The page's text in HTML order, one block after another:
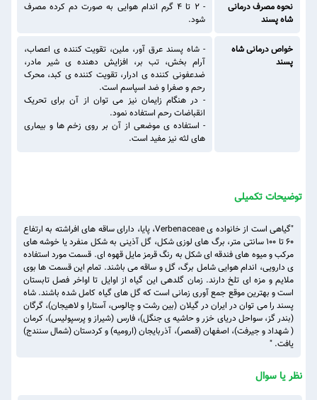
نحوه مصرف درمانی
شاه پسند
- 2 تا 4 گرم اندام هوایی به صورت دم کرده مصرف
شود.
خواص درمانی شاه
پسند
- شاه پسند عرق آور، ملین، تقویت کننده ی اعصاب،
آرام بخش، تب بر، افزایش دهنده ی شیر مادر،
ضدعفونی کننده ی ادرار، تقویت کننده ی کبد، محرک
رحم و صفرا و ضد اسپاسم است.
- در هنگام زایمان نیز می توان از آن برای تحریک
انقباضات رحم استفاده نمود.
- استفاده ی موضعی از آن بر روی زخم ها و بیماری
های لثه نیز مفید است.
توضیحات تکمیلی
"گیاهی است از خانواده ی Verbenaceae، پایا، دارای ساقه های افراشته به ارتفاع
60 تا 100 سانتی متر، برگ های لوزی شکل، گل آذینی به شکل منفرد یا خوشه های
مرکب و میوه های فندقه ای شکل به رنگ قرمز مایل قهوه ای. قسمت مورد استفاده
ی دارویی، اندام هوایی شامل برگ، گل و ساقه می باشند. تمام این قسمت ها بوی
ملایم و مزه ای تلخ دارند. زمان گلدهی این گیاه از اوایل تا اواخر فصل تابستان
است و بهترین موقع جمع آوری زمانی است که گل های گیاه کامل شده باشند. شاه
پسند را می توان در ایران در گیلان (بین رشت و چالوس، آستارا و لاهیجان)، گرگان
(بندر گز، سواحل دریای خزر و حاشیه ی جنگل)، فارس (شیراز و پرسپولیس)، کرمان
( شهداد و جیرفت)، اصفهان (قمصر)، آذربایجان (ارومیه) و کردستان (شمال سنندج)
یافت. "
نظر یا سوال